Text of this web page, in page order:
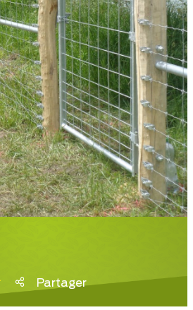
Partager